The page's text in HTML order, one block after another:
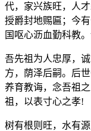
代，家兴族旺，人
授爵封地赐匾；今
国呕心沥血勤科教
吾先祖为人忠厚，
方，荫泽后嗣。后
养育教诲，念吾祖
祖，以表寸心之孝!
树有根则旺，水有